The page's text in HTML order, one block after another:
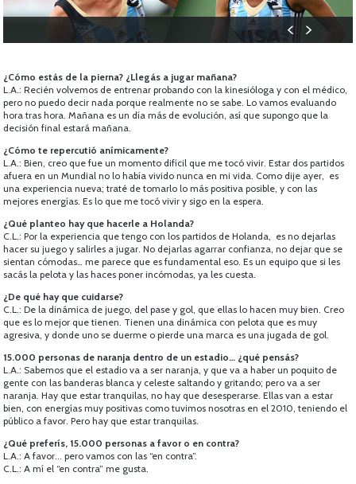
¿Cómo estás de la pierna? ¿Llegás a jugar mañana?
L.A.: Recién volvemos de entrenar probando con la kinesióloga y con el médico,
pero no puedo decir nada porque realmente no se sabe. Lo vamos evaluando
hora tras hora. Mañana es un día más de evolución, así que supongo que la
decisión final estará mañana.
¿Cómo te repercutió anímicamente?
L.A.: Bien, creo que fue un momento difícil que me tocó vivir. Estar dos partidos
afuera en un Mundial no lo había vivido nunca en mi vida. Como dije ayer, es
una experiencia nueva; traté de tomarlo lo más positiva posible, y con las
mejores energías. Es lo que me tocó vivir y sigo en la espera.
¿Qué planteo hay que hacerle a Holanda?
C.L.: Por la experiencia que tengo con los partidos de Holanda, es no dejarlas
hacer su juego y salirles a jugar. No dejarlas agarrar confianza, no dejar que se
sientan cómodas… me parece que es fundamental eso. Es un equipo que si les
sacás la pelota y las haces poner incómodas, ya les cuesta.
¿De qué hay que cuidarse?
C.L.: De la dinámica de juego, del pase y gol, que ellas lo hacen muy bien. Creo
que es lo mejor que tienen. Tienen una dinámica con pelota que es muy
agresiva, y donde uno se duerme o pierde una marca es una jugada de gol.
15.000 personas de naranja dentro de un estadio… ¿qué pensás?
L.A.: Sabemos que el estadio va a ser naranja, y que va a haber un poquito de
gente con las banderas blanca y celeste saltando y gritando; pero va a ser
naranja. Hay que estar tranquilas, no hay que desesperarse. Ellas van a estar
bien, con energías muy positivas como tuvimos nosotras en el 2010, teniendo el
público a favor. Pero hay que estar tranquilas.
¿Qué preferís, 15.000 personas a favor o en contra?
L.A.: A favor... pero vamos con las “en contra”.
C.L.: A mí el “en contra” me gusta.